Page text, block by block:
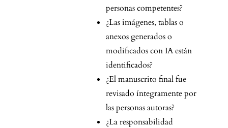
personas competentes?
¿Las imágenes, tablas o
anexos generados o
modificados con IA están
identificados?
¿El manuscrito final fue
revisado íntegramente por
las personas autoras?
¿La responsabilidad